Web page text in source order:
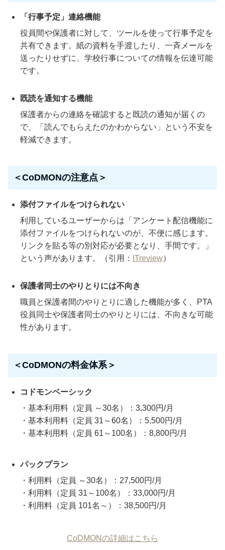
「行事予定」連絡機能
役員間や保護者に対して、ツールを使って行事予定を
共有できます。紙の資料を手渡したり、一斉メールを
送ったりせずに、学校行事についての情報を伝達可能
です。
既読を通知する機能
保護者からの連絡を確認すると既読の通知が届くの
で、「読んでもらえたのかわからない」という不安を
軽減できます。
＜CoDMONの注意点＞
添付ファイルをつけられない
利用しているユーザーからは「アンケート配信機能に
添付ファイルをつけられないのが、不便に感じます。
リンクを貼る等の別対応が必要となり、手間です。」
という声があります。（引用：
ITreview）
保護者同士のやりとりには不向き
職員と保護者間のやりとりに適した機能が多く、PTA
役員同士や保護者同士のやりとりには、不向きな可能
性があります。
＜CoDMONの料金体系＞
コドモンベーシック
・基本利用料（定員 ～30名）：3,300円/月
・基本利用料（定員 31～60名）：5,500円/月
・基本利用料（定員 61～100名）：8,800円/月
パックプラン
・利用料（定員 ～30名）：27,500円/月
・利用料（定員 31～100名）：33,000円/月
・利用料（定員 101名～）：38,500円/月
CoDMONの詳細はこちら